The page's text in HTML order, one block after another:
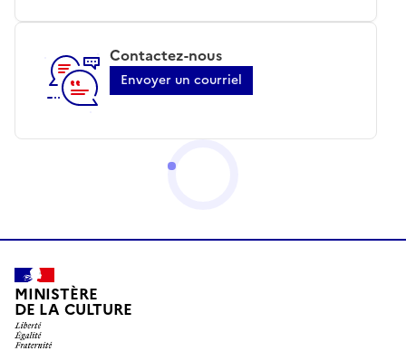
Contactez-nous
Envoyer un courriel
MINISTÈRE
DE LA CULTURE